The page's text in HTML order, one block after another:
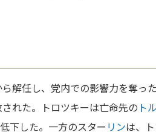
解任し、党内での影響力を奪っ
れた。トロツキーは亡命先の ト
下した。一方のスター リンは、